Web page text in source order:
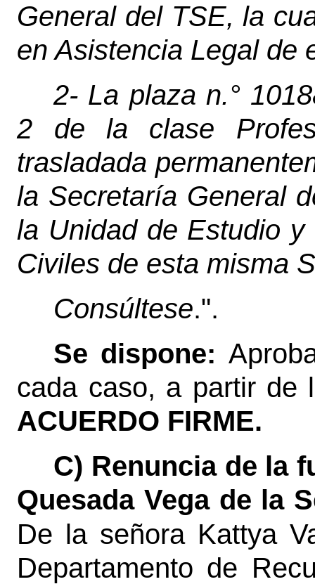
General del TSE, la
en Asistencia Legal de
2- La plaza n.°
2 de la clase
trasladada
la Secretaría General
la Unidad de Estudio
Civiles de esta misma
Consúltese.".
Se dispone:
cada caso, a partir de
ACUERDO FIRME.
C) Renuncia de la
Quesada Vega de la
De la señora Kattya
Departamento de